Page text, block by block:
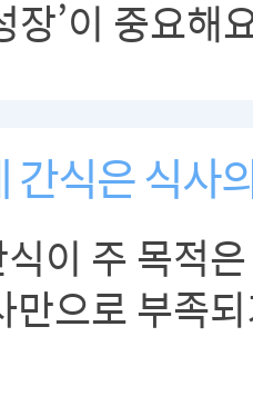
장’이 중요해
간식은 식사
이 주 목적
만으로 부족